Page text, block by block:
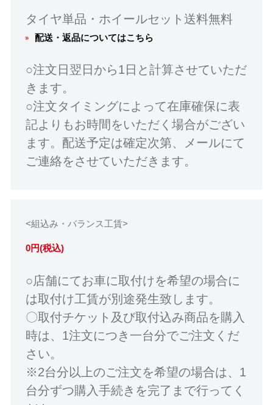
タイヤ単品・ホイールセット送料無料
配送・返品についてはこちら
○注文日翌日から1日と計算させていただ
きます。
○注文タイミングによって在庫確保に表
記よりもお時間をいただく場合がござい
ます。配送予定は確定次第、メールにて
ご連絡をさせていただきます。
<組込み・バランス工賃>
0円(税込)
○店舗にてお車に取付けを希望の場合に
は取付け工賃が別途発生致します。
〇取付チケット及び取付込み商品を購入
時は、1注文につき一台分でご注文くだ
さい。
※2台分以上のご注文を希望の場合は、1
台分ずつ購入手続きを完了まで行ってく